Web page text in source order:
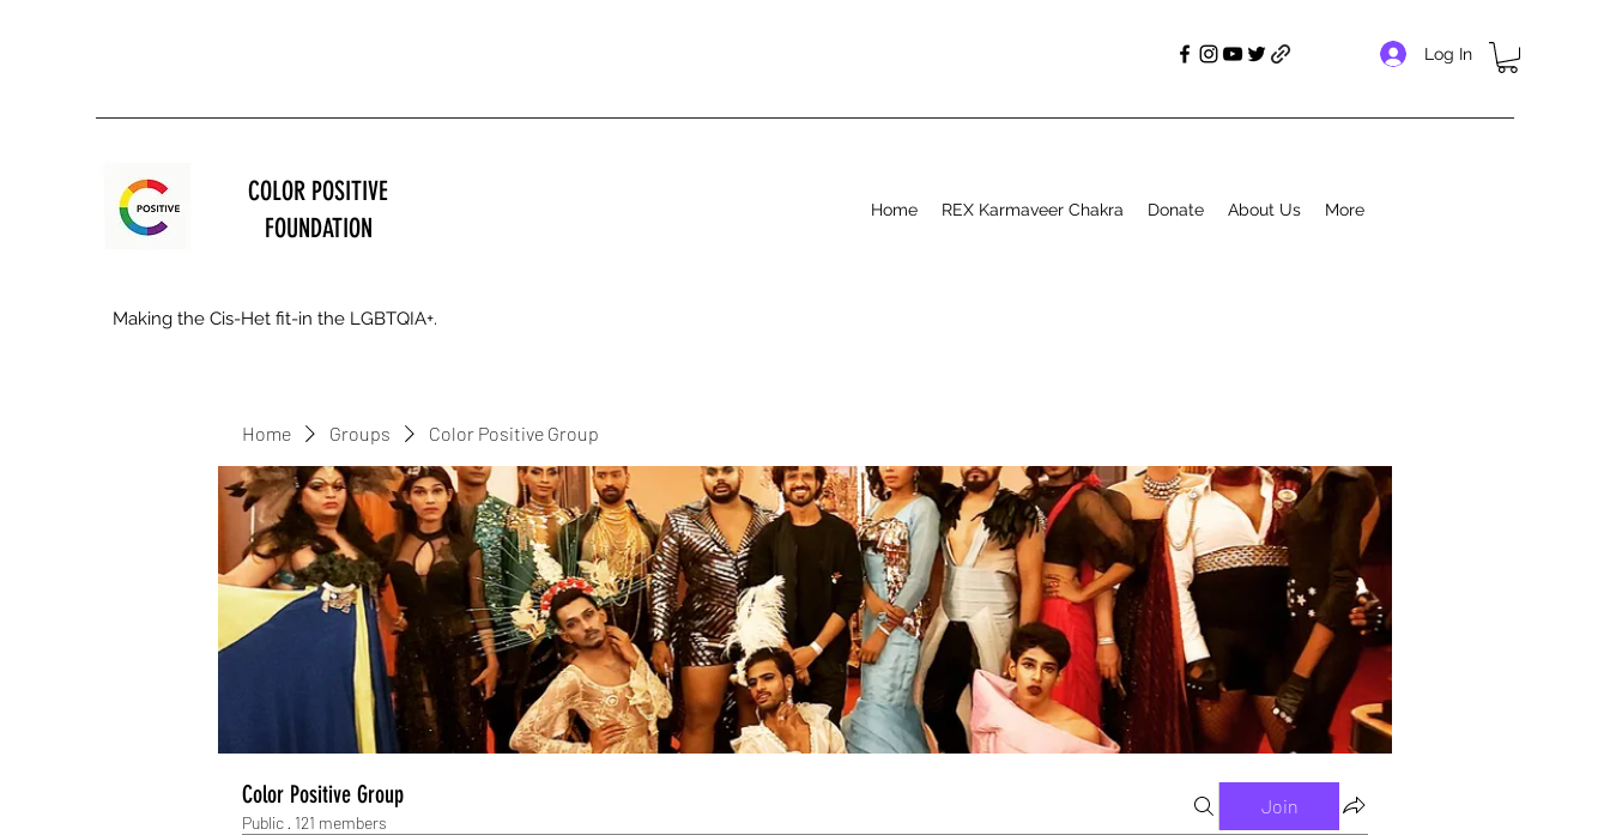
Log In
COLOR POSITIVE
FOUNDATION
Making the Cis-Het fit-in the LGBTQIA+.
Home REX Karmaveer Chakra Donate About Us More
Home Groups Color Positive Group
Color Positive Group
Public · 121 members
Join